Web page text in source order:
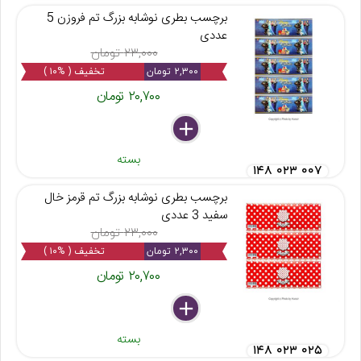
برچسب بطری نوشابه بزرگ تم فروزن 5
عددی
۲۳,۰۰۰ تومان
۲,۳۰۰ تومان تخفیف ( %۱۰ )
۲۰,۷۰۰ تومان
delete
remove
add
بسته
۱۴۸ ۰۲۳ ۰۰۷
برچسب بطری نوشابه بزرگ تم قرمز خال
سفید 3 عددی
۲۳,۰۰۰ تومان
۲,۳۰۰ تومان تخفیف ( %۱۰ )
۲۰,۷۰۰ تومان
delete
remove
add
بسته
۱۴۸ ۰۲۳ ۰۲۵